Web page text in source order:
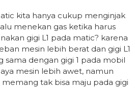
kita hanya cukup menginjak
menekan gas ketika harus
gigi L1 pada matic? karena
mesin lebih berat dan gigi L1
sama dengan gigi 1 pada mobil
mesin lebih awet, namun
tak bisa maju pada gigi